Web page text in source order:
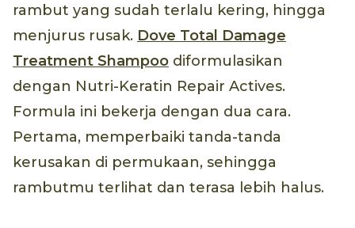
rambut yang sudah terlalu kering, hingga
menjurus rusak. Dove Total Damage
Treatment Shampoo diformulasikan
dengan Nutri-Keratin Repair Actives.
Formula ini bekerja dengan dua cara.
Pertama, memperbaiki tanda-tanda
kerusakan di permukaan, sehingga
rambutmu terlihat dan terasa lebih halus.